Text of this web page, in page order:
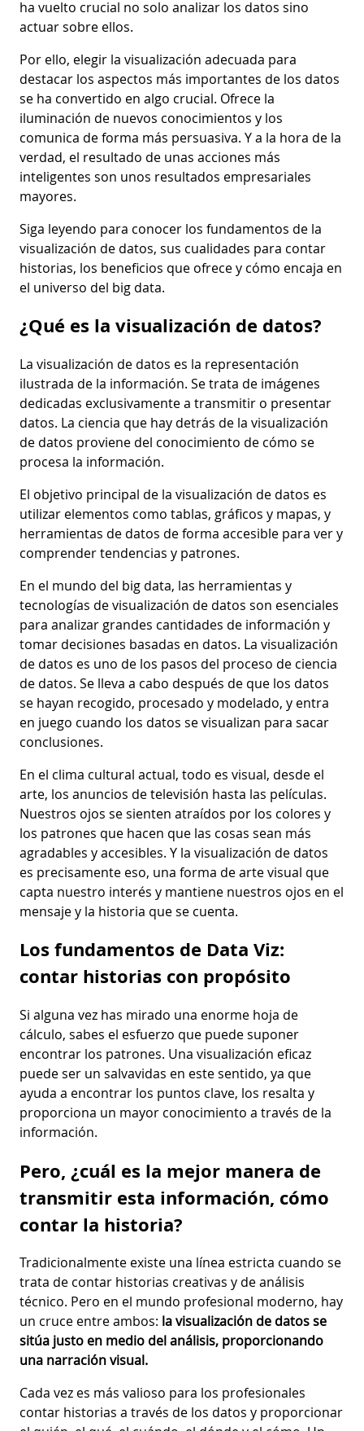
ha vuelto crucial no solo analizar los datos sino
actuar sobre ellos.
Por ello, elegir la visualización adecuada para
destacar los aspectos más importantes de los datos
se ha convertido en algo crucial. Ofrece la
iluminación de nuevos conocimientos y los
comunica de forma más persuasiva. Y a la hora de la
verdad, el resultado de unas acciones más
inteligentes son unos resultados empresariales
mayores.
Siga leyendo para conocer los fundamentos de la
visualización de datos, sus cualidades para contar
historias, los beneficios que ofrece y cómo encaja en
el universo del big data.
¿Qué es la visualización de datos?
La visualización de datos es la representación
ilustrada de la información. Se trata de imágenes
dedicadas exclusivamente a transmitir o presentar
datos. La ciencia que hay detrás de la visualización
de datos proviene del conocimiento de cómo se
procesa la información.
El objetivo principal de la visualización de datos es
utilizar elementos como tablas, gráficos y mapas, y
herramientas de datos de forma accesible para ver y
comprender tendencias y patrones.
En el mundo del big data, las herramientas y
tecnologías de visualización de datos son esenciales
para analizar grandes cantidades de información y
tomar decisiones basadas en datos. La visualización
de datos es uno de los pasos del proceso de ciencia
de datos. Se lleva a cabo después de que los datos
se hayan recogido, procesado y modelado, y entra
en juego cuando los datos se visualizan para sacar
conclusiones.
En el clima cultural actual, todo es visual, desde el
arte, los anuncios de televisión hasta las películas.
Nuestros ojos se sienten atraídos por los colores y
los patrones que hacen que las cosas sean más
agradables y accesibles. Y la visualización de datos
es precisamente eso, una forma de arte visual que
capta nuestro interés y mantiene nuestros ojos en el
mensaje y la historia que se cuenta.
Los fundamentos de Data Viz:
contar historias con propósito
Si alguna vez has mirado una enorme hoja de
cálculo, sabes el esfuerzo que puede suponer
encontrar los patrones. Una visualización eficaz
puede ser un salvavidas en este sentido, ya que
ayuda a encontrar los puntos clave, los resalta y
proporciona un mayor conocimiento a través de la
información.
Pero, ¿cuál es la mejor manera de
transmitir esta información, cómo
contar la historia?
Tradicionalmente existe una línea estricta cuando se
trata de contar historias creativas y de análisis
técnico. Pero en el mundo profesional moderno, hay
un cruce entre ambos: la visualización de datos se
sitúa justo en medio del análisis, proporcionando
una narración visual.
Cada vez es más valioso para los profesionales
contar historias a través de los datos y proporcionar